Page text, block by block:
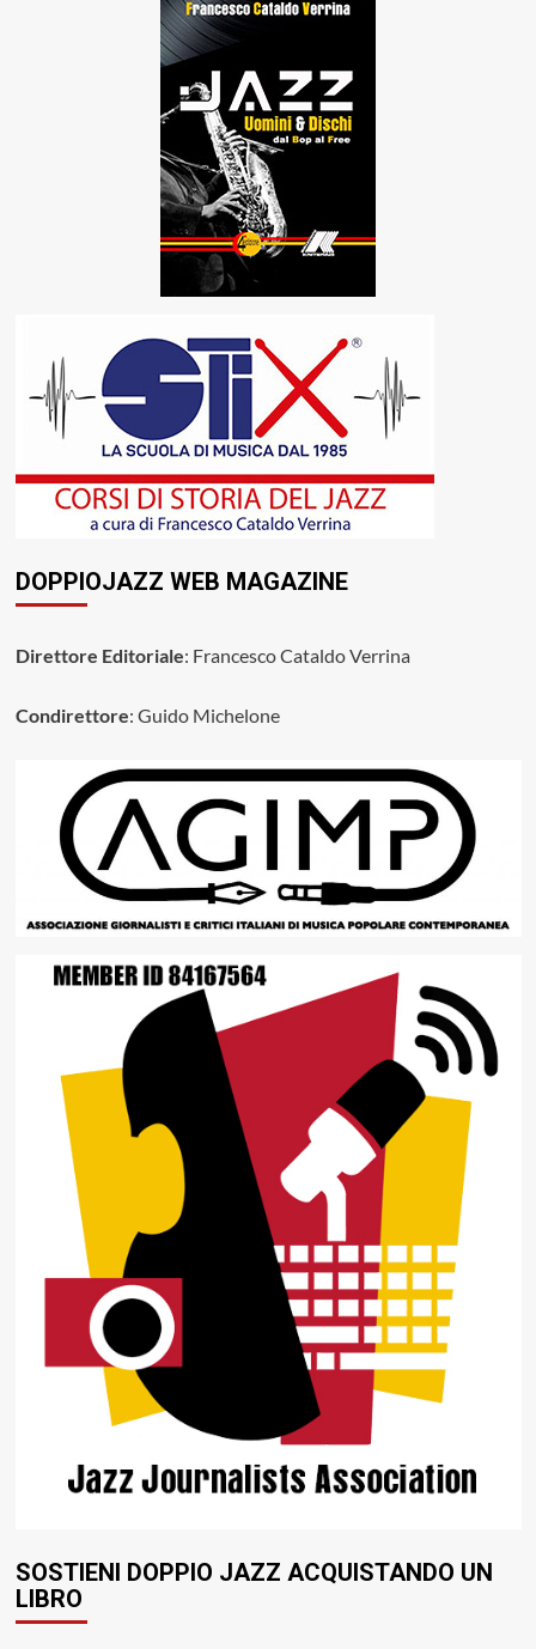
DOPPIOJAZZ WEB MAGAZINE
Direttore Editoriale: Francesco Cataldo Verrina
Condirettore: Guido Michelone
SOSTIENI DOPPIO JAZZ ACQUISTANDO UN
LIBRO